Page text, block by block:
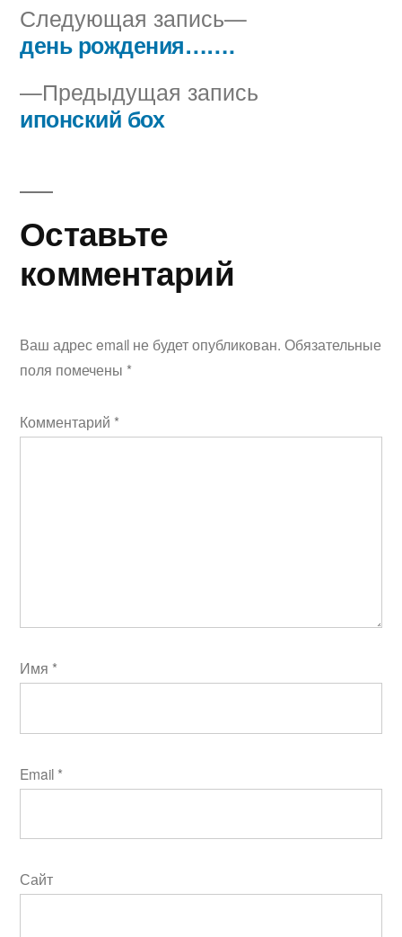
Навигация
по
записям
Предыдущая запись
ипонский бох
Следующая запись
Следующая
день рождения…….
Оставьте
комментарий
Ваш адрес email не будет опубликован. Обязательные
поля помечены *
Комментарий *
Имя *
Email *
Сайт